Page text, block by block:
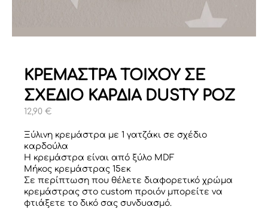
ΚΡΕΜΑΣΤΡΑ ΤΟΙΧΟΥ ΣΕ
ΣΧΕΔΙΟ ΚΑΡΔΙΑ DUSTY ΡΟΖ
12,90 €
Ξύλινη κρεμάστρα με 1 γατζάκι σε σχέδιο
καρδούλα
Η κρεμάστρα είναι από ξύλο MDF
Μήκος κρεμάστρας 15εκ
Σε περίπτωση που θέλετε διαφορετικό χρώμα
κρεμάστρας στο custom προιόν μπορείτε να
φτιάξετε το δικό σας συνδυασμό.